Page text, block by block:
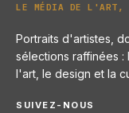
LE MÉDIA DE L'ART,
Portraits d'artistes,
sélections raffinées
l'art, le design et la
SUIVEZ-NOUS